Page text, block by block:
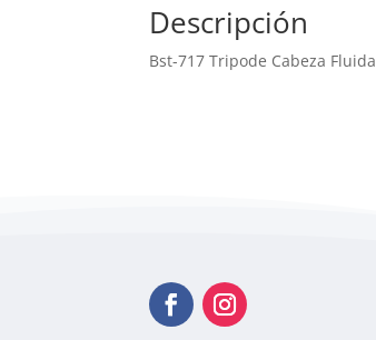
Descripción
Bst-717 Tripode Cabeza Fluida